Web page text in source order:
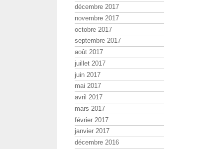
décembre 2017
novembre 2017
octobre 2017
septembre 2017
août 2017
juillet 2017
juin 2017
mai 2017
avril 2017
mars 2017
février 2017
janvier 2017
décembre 2016